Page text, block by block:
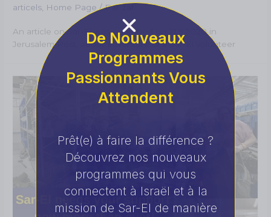
articels Home Page / Parzaf
An article on Sar-El was published on 21.9.2020 in
Jerusalem Post, about adventure of a Sar-El volunteer
De Nouveaux
Programmes
Passionnants Vous
Attendent
Prêt(e) à faire la différence ?
Découvrez nos nouveaux
programmes qui vous
connectent à Israël et à la
mission de Sar-El de manière